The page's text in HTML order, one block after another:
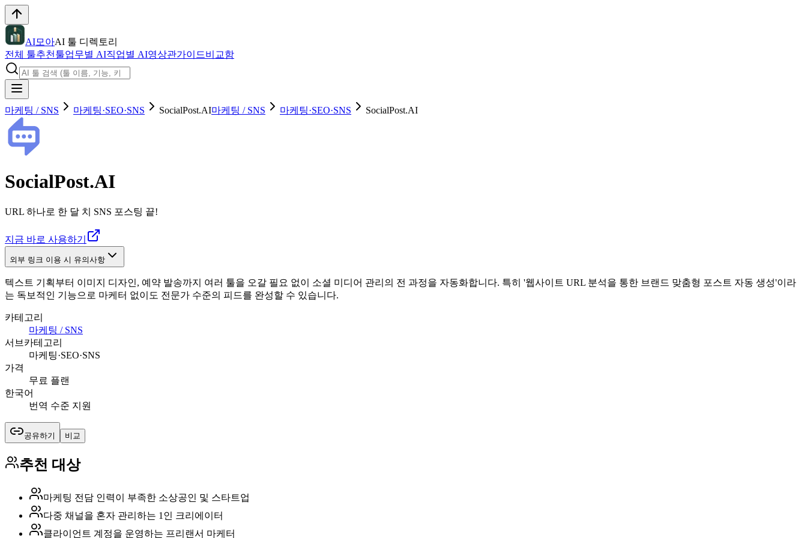
AI모아AI 툴 디렉토리
전체 툴추천툴업무별 AI직업별 AI영상관가이드비교함
마케팅 / SNS 마케팅·SEO·SNS SocialPost.AI마케팅 / SNS 마케팅·SEO·SNS SocialPost.AI
SocialPost.AI
URL 하나로 한 달 치 SNS 포스팅 끝!
지금 바로 사용하기
외부 링크 이용 시 유의사항
텍스트 기획부터 이미지 디자인, 예약 발송까지 여러 툴을 오갈 필요 없이 소셜 미디어 관리의 전 과정을 자동화합니다. 특히 '웹사이트 URL 분석을 통한 브랜드 맞춤형 포스트 자동 생성'이라
는 독보적인 기능으로 마케터 없이도 전문가 수준의 피드를 완성할 수 있습니다.
카테고리
마케팅 / SNS
서브카테고리
마케팅·SEO·SNS
가격
무료 플랜
한국어
번역 수준 지원
공유하기 비교
추천 대상
마케팅 전담 인력이 부족한 소상공인 및 스타트업
다중 채널을 혼자 관리하는 1인 크리에이터
클라이언트 계정을 운영하는 프리랜서 마케터